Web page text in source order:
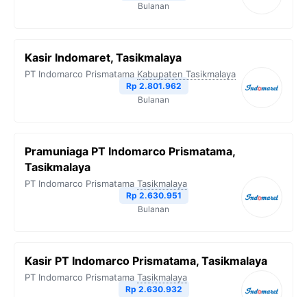
Bulanan
Kasir Indomaret, Tasikmalaya
PT Indomarco Prismatama Kabupaten Tasikmalaya
Rp 2.801.962
Bulanan
Pramuniaga PT Indomarco Prismatama,
Tasikmalaya
PT Indomarco Prismatama Tasikmalaya
Rp 2.630.951
Bulanan
Kasir PT Indomarco Prismatama, Tasikmalaya
PT Indomarco Prismatama Tasikmalaya
Rp 2.630.932